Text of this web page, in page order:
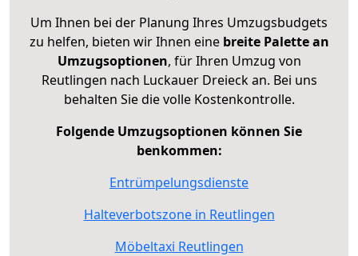
Um Ihnen bei der Planung Ihres Umzugsbudgets
zu helfen, bieten wir Ihnen eine breite Palette an
Umzugsoptionen, für Ihren Umzug von
Reutlingen nach Luckauer Dreieck an. Bei uns
behalten Sie die volle Kostenkontrolle.
Folgende Umzugsoptionen können Sie
benkommen:
Entrümpelungsdienste
Halteverbotszone in Reutlingen
Möbeltaxi Reutlingen